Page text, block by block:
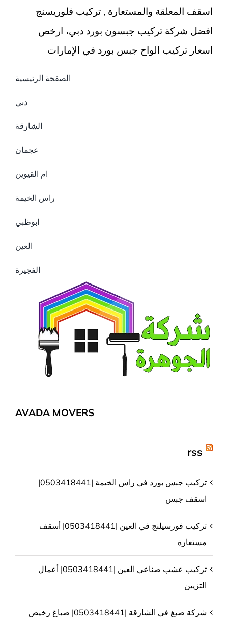
اسقف المعلقة والمستعارة , تركيب فلوريسنج
افضل شركة تركيب جبسون بورد دبي، ارخص
اسعار تركيب الواح جبس بورد في الإمارات
الصفحة الرئيسية
دبي
الشارقة
عجمان
ام القيوين
راس الخيمة
ابوظبي
العين
الفجيرة
AVADA MOVERS
rss
تركيب جبس بورد في راس الخيمة |0503418441|
اسقف جبس
تركيب فورسيلنج في العين |0503418441| أسقف
مستعارة
تركيب عشب صناعي العين |0503418441| أعمال
التزيين
شركة صبغ في الشارقة |0503418441| صباغ رخيص